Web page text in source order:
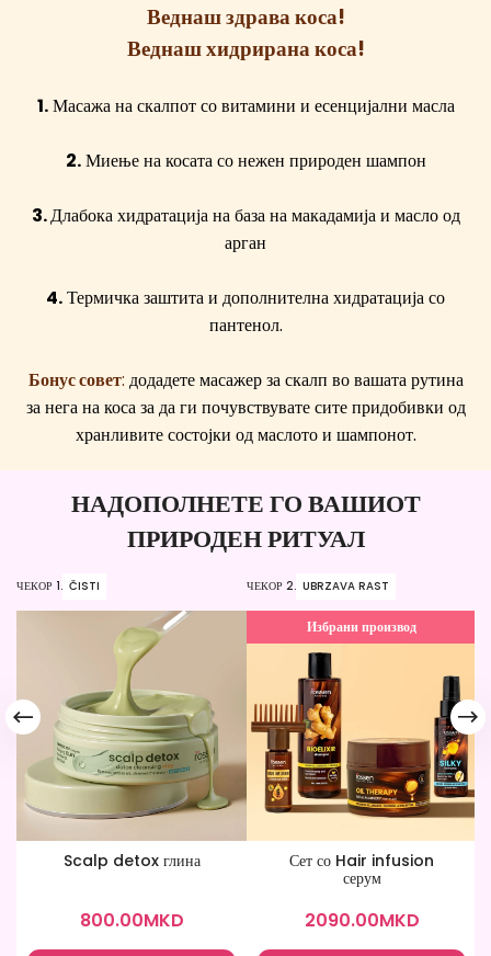
Веднаш здрава коса!
Веднаш хидрирана коса!
1.Масажа на скалпот со витамини и есенцијални масла
2.Миење на косата со нежен природен шампон
3.Длабока хидратација на база на макадамија и масло од
арган
4.Термичка заштита и дополнителна хидратација со
пантенол.
Бонус совет: додадете масажер за скалп во вашата рутина
за нега на коса за да ги почувствувате сите придобивки од
хранливите состојки од маслото и шампонот.
НАДОПОЛНЕТЕ ГО ВАШИОТ
ПРИРОДЕН РИТУАЛ
ЧЕКОР 1. ČISTI
Scalp detox глина
800.00MKD
ЧЕКОР 2. UBRZAVA RAST
Избрани производ
Сет со Hair infusion
серум
2090.00MKD